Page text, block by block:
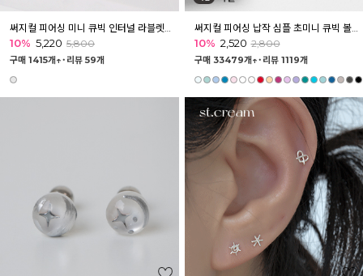
써지컬 피어싱 미니 큐빅 인터널 라블렛피어싱
10% 5,220 5,800
구매 1415개↑˙ 리뷰 59개
써지컬 피어싱 납작 심플 초미니 큐빅 볼피어싱 2.5mm
10% 2,520 2,800
구매 33479개↑˙ 리뷰 1119개